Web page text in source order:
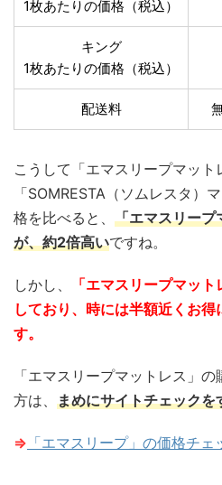
1枚あたりの価格（税込）
キング
1枚あたりの価格（税込）
配送料
こうして「エマスリープマット
「SOMRESTA（ソムレスタ）
格を比べると、 「エマスリープ
が、約2倍高いですね。
しかし、
「エマスリープマッ
しており、時には半額近くお
す。
「エマスリープマットレス」
方は、 まめにサイトチェックを
⇒ 「エマスリープ」の価格チ